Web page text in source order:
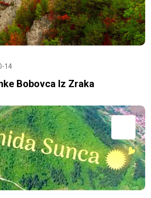
14
Bobovca Iz Zraka